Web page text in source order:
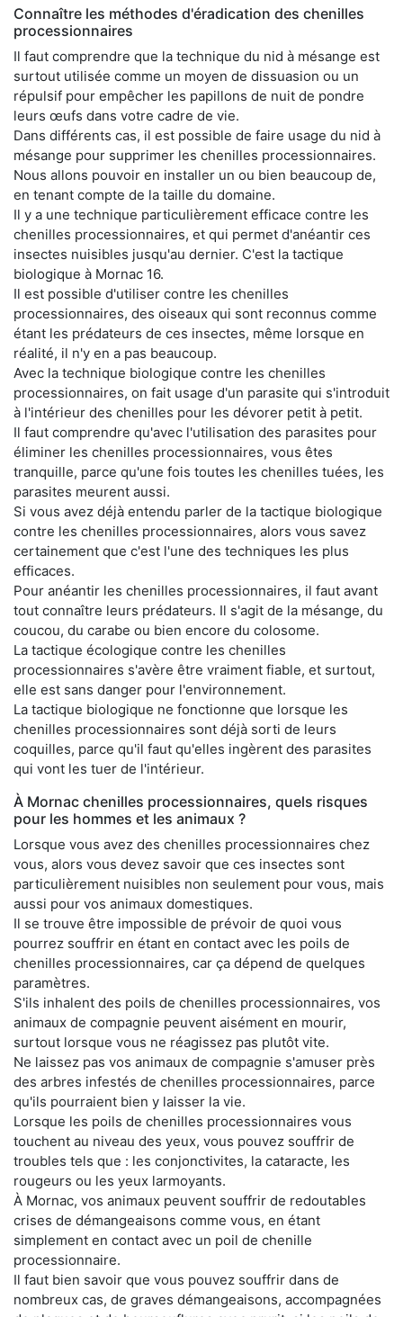
Connaître les méthodes d'éradication des chenilles
processionnaires
Il faut comprendre que la technique du nid à mésange est
surtout utilisée comme un moyen de dissuasion ou un
répulsif pour empêcher les papillons de nuit de pondre
leurs œufs dans votre cadre de vie.
Dans différents cas, il est possible de faire usage du nid à
mésange pour supprimer les chenilles processionnaires.
Nous allons pouvoir en installer un ou bien beaucoup de,
en tenant compte de la taille du domaine.
Il y a une technique particulièrement efficace contre les
chenilles processionnaires, et qui permet d'anéantir ces
insectes nuisibles jusqu'au dernier. C'est la tactique
biologique à Mornac 16.
Il est possible d'utiliser contre les chenilles
processionnaires, des oiseaux qui sont reconnus comme
étant les prédateurs de ces insectes, même lorsque en
réalité, il n'y en a pas beaucoup.
Avec la technique biologique contre les chenilles
processionnaires, on fait usage d'un parasite qui s'introduit
à l'intérieur des chenilles pour les dévorer petit à petit.
Il faut comprendre qu'avec l'utilisation des parasites pour
éliminer les chenilles processionnaires, vous êtes
tranquille, parce qu'une fois toutes les chenilles tuées, les
parasites meurent aussi.
Si vous avez déjà entendu parler de la tactique biologique
contre les chenilles processionnaires, alors vous savez
certainement que c'est l'une des techniques les plus
efficaces.
Pour anéantir les chenilles processionnaires, il faut avant
tout connaître leurs prédateurs. Il s'agit de la mésange, du
coucou, du carabe ou bien encore du colosome.
La tactique écologique contre les chenilles
processionnaires s'avère être vraiment fiable, et surtout,
elle est sans danger pour l'environnement.
La tactique biologique ne fonctionne que lorsque les
chenilles processionnaires sont déjà sorti de leurs
coquilles, parce qu'il faut qu'elles ingèrent des parasites
qui vont les tuer de l'intérieur.
À Mornac chenilles processionnaires, quels risques
pour les hommes et les animaux ?
Lorsque vous avez des chenilles processionnaires chez
vous, alors vous devez savoir que ces insectes sont
particulièrement nuisibles non seulement pour vous, mais
aussi pour vos animaux domestiques.
Il se trouve être impossible de prévoir de quoi vous
pourrez souffrir en étant en contact avec les poils de
chenilles processionnaires, car ça dépend de quelques
paramètres.
S'ils inhalent des poils de chenilles processionnaires, vos
animaux de compagnie peuvent aisément en mourir,
surtout lorsque vous ne réagissez pas plutôt vite.
Ne laissez pas vos animaux de compagnie s'amuser près
des arbres infestés de chenilles processionnaires, parce
qu'ils pourraient bien y laisser la vie.
Lorsque les poils de chenilles processionnaires vous
touchent au niveau des yeux, vous pouvez souffrir de
troubles tels que : les conjonctivites, la cataracte, les
rougeurs ou les yeux larmoyants.
À Mornac, vos animaux peuvent souffrir de redoutables
crises de démangeaisons comme vous, en étant
simplement en contact avec un poil de chenille
processionnaire.
Il faut bien savoir que vous pouvez souffrir dans de
nombreux cas, de graves démangeaisons, accompagnées